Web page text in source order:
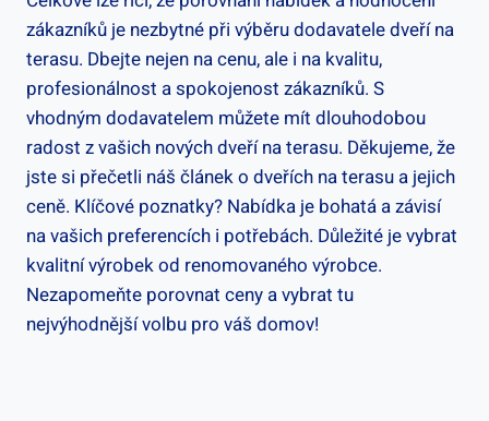
zákazníků je nezbytné při výběru dodavatele dveří na
terasu. Dbejte nejen na cenu, ale i na kvalitu,
profesionálnost a spokojenost zákazníků. S
vhodným dodavatelem můžete mít dlouhodobou
radost z vašich nových dveří na terasu. Děkujeme, že
jste si přečetli náš článek o dveřích na terasu a jejich
ceně. Klíčové poznatky? Nabídka je bohatá a závisí
na vašich preferencích i potřebách. Důležité je vybrat
kvalitní výrobek od renomovaného výrobce.
Nezapomeňte porovnat ceny a vybrat tu
nejvýhodnější volbu pro váš domov!